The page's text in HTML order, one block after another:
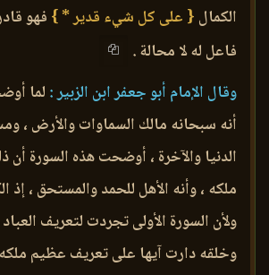
الكمال { على كل شيء قدير * }فهو
فاعل له لا محالة .
وقال الإمام أبو جعفر ابن الزبير : لما
أنه سبحانه مالك السماوات والأرض ،
الدنيا والآخرة ، أوضحت هذه السورة أن
ملكه ، وأنه الأهل للحمد والمستحق ، إذ
ولأن السورة الأولى تجردت لتعريف
وخلقه دارت آيها على تعريف عظيم